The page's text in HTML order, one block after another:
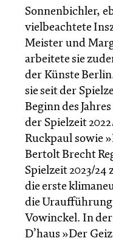
Sonnenbichler,
vielbeachtete
Meister und
arbeitete sie
der Künste
sie seit der
Beginn des
der Spielzeit
Ruckpaul sowie
Bertolt Brecht
Spielzeit 2023/
die erste
die Uraufführung
Vowinckel. In der
D’haus »Der